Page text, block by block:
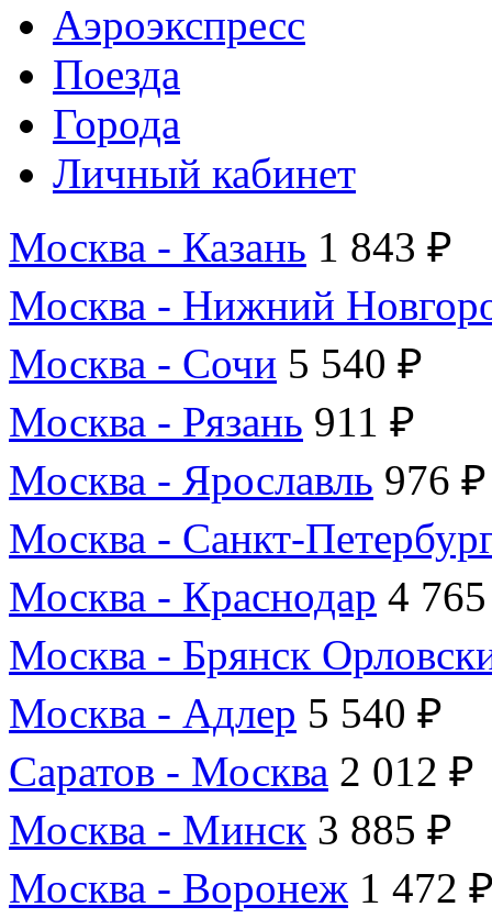
Аэроэкспресс
Поезда
Города
Личный кабинет
Москва - Казань 1 843 ₽
Москва - Нижний
Москва - Сочи 5 540 ₽
Москва - Рязань 911 ₽
Москва - Ярославль 976 ₽
Москва - Санкт-
Москва - Краснодар 4
Москва - Брянск
Москва - Адлер 5 540 ₽
Саратов - Москва 2 012 ₽
Москва - Минск 3 885 ₽
Москва - Воронеж 1 472